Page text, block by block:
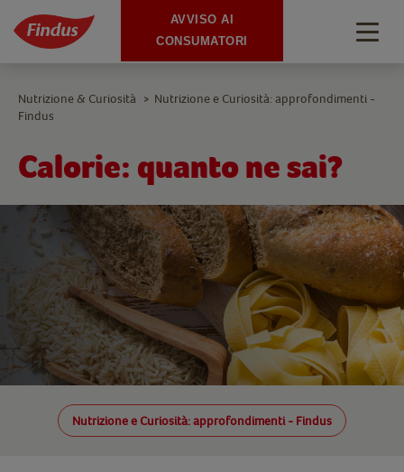
Calorie: quanto ne sai?
Nutrizione e Curiosità: approfondimenti - Findus
Nutrizione & Curiosità > Nutrizione e Curiosità: approfondimenti -
Findus
AVVISO AI
CONSUMATORI